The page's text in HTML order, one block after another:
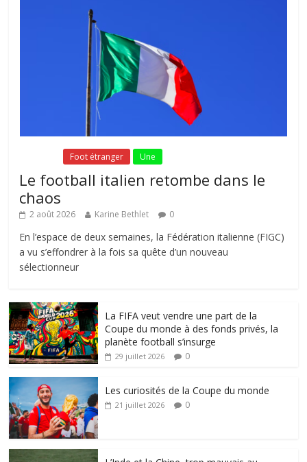
Foot étranger Une
Le football italien retombe dans le
chaos
2 août 2026 Karine Bethlet 0
En l’espace de deux semaines, la Fédération italienne (FIGC)
a vu s’effondrer à la fois sa quête d’un nouveau
sélectionneur
La FIFA veut vendre une part de la
Coupe du monde à des fonds privés, la
planète football s’insurge
29 juillet 2026 0
Les curiosités de la Coupe du monde
21 juillet 2026 0